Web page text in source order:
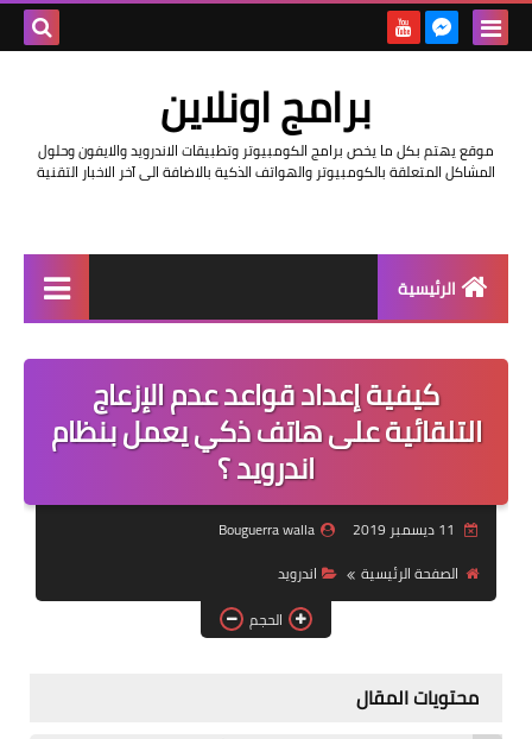
برامج اونلاين
موقع يهتم بكل ما يخص برامج الكومبيوتر وتطبيقات الاندرويد والايفون وحلول
المشاكل المتعلقة بالكومبيوتر والهواتف الذكية بالاضافة الى آخر الاخبار التقنية
الرئيسية
مراجعات
حماية
آيفون
دروس
كيفية إعداد قواعد عدم الإزعاج
التلقائية على هاتف ذكي يعمل بنظام
اندرويد ؟
Bouguerra walla
الصفحة الرئيسية
اندرويد
الحجم
محتويات المقال